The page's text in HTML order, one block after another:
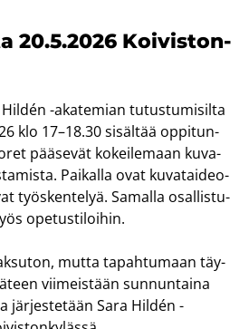
20.5.2026 Koi­vis­ton­
-​akatemian tu­tus­tu­mi­sil­ta
klo 17–18.30 si­säl­tää op­pi­tun­
pää­se­vät ko­kei­le­maan ku­va­
Pai­kal­la ovat ku­va­tai­deo­
työs­ken­te­lyä. Sa­mal­la osal­lis­tu­
ope­tus­ti­loi­hin.
mutta ta­pah­tu­maan täy­
vii­meis­tään sun­nun­tai­na
jär­jes­te­tään Sara Hildén -​